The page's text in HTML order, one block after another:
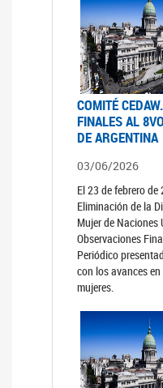
COMITÉ
FINALES AL
DE ARGENTINA
03/06/2026
El 23 de febrero
Eliminación de la
Mujer de
Observaciones
Periódico
con los avances
mujeres.